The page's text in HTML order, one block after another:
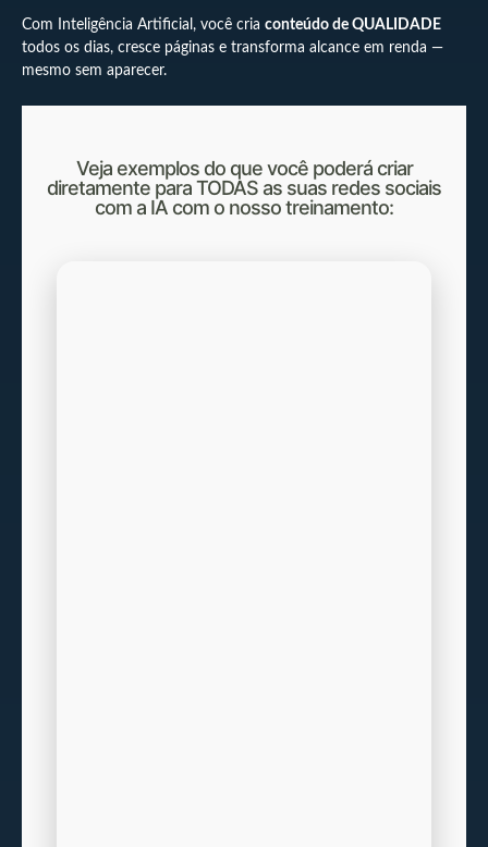
Com Inteligência Artificial, você cria conteúdo de QUALIDADE
todos os dias, cresce páginas e transforma alcance em renda —
mesmo sem aparecer.
Veja exemplos do que você poderá criar
diretamente para TODAS as suas redes sociais
com a IA com o nosso treinamento: